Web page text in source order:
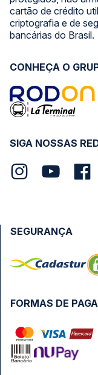
cartão de crédito
criptografia e de
bancárias do Brasil.
SIGA NOSSAS
CONHEÇA O
FORMAS DE
SEGURANÇA